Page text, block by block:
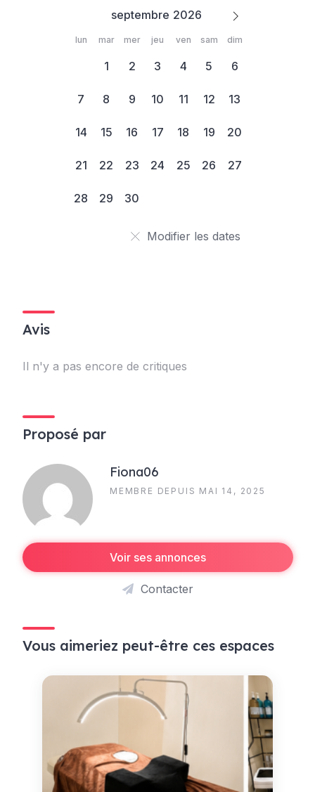
septembre
lun mar mer jeu ven sam dim
1 2 3 4 5 6
7 8 9 10 11 12 13
14 15 16 17 18 19 20
21 22 23 24 25 26 27
28 29 30
Modifier les dates
Avis
Il n'y a pas encore de critiques
Proposé par
Fiona06
MEMBRE DEPUIS MAI 14, 2025
Voir ses annonces
Contacter
Vous aimeriez peut-être ces espaces